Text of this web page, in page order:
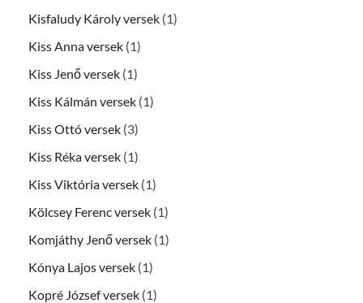
Kisfaludy Károly versek (1)
Kiss Anna versek (1)
Kiss Jenő versek (1)
Kiss Kálmán versek (1)
Kiss Ottó versek (3)
Kiss Réka versek (1)
Kiss Viktória versek (1)
Kölcsey Ferenc versek (1)
Komjáthy Jenő versek (1)
Kónya Lajos versek (1)
Kopré József versek (1)